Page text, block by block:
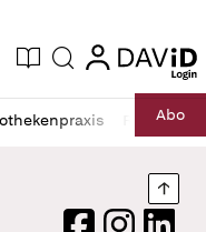
Ausgabe
Suche login
login
RechtAbo
FacebookInstagram